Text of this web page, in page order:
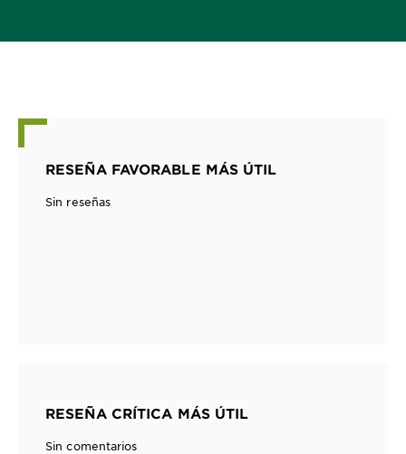
RESEÑA FAVORABLE MÁS ÚTIL
Sin reseñas
RESEÑA CRÍTICA MÁS ÚTIL
Sin comentarios